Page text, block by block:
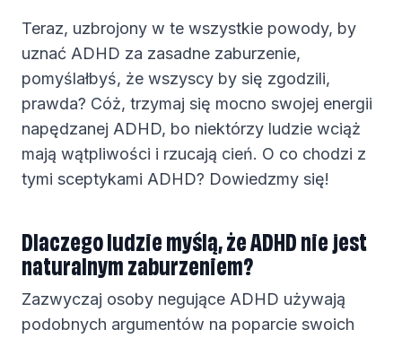
Teraz, uzbrojony w te wszystkie powody, by
uznać ADHD za zasadne zaburzenie,
pomyślałbyś, że wszyscy by się zgodzili,
prawda? Cóż, trzymaj się mocno swojej energii
napędzanej ADHD, bo niektórzy ludzie wciąż
mają wątpliwości i rzucają cień. O co chodzi z
tymi sceptykami ADHD? Dowiedzmy się!
Dlaczego ludzie myślą, że ADHD nie jest
naturalnym zaburzeniem?
Zazwyczaj osoby negujące ADHD używają
podobnych argumentów na poparcie swoich